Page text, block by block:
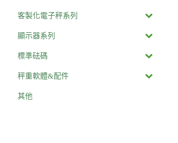
客製化電子秤系列
顯示器系列
標準砝碼
秤重軟體&配件
其他